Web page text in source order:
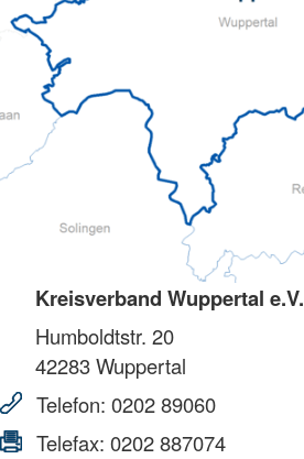
Kreisverband Wuppertal e.V.
Humboldtstr. 20
42283Wuppertal
Telefon: 0202 89060
Telefax: 0202 887074